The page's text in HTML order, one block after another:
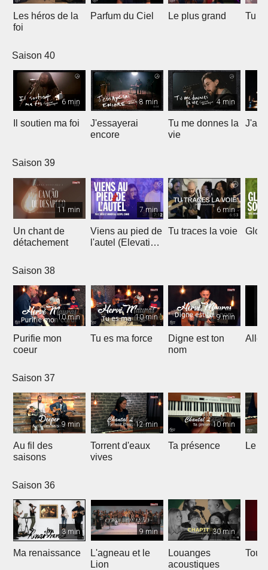
Les héros de la
foi
Parfum du Ciel Le plus grand Tu
Saison 40
6 min
Il soutien ma foi
8 min
J'essayerai
encore
4 min
Tu me donnes la
vie
J'ai
Saison 39
11 min
Un chant de
détachement
7 min
Viens au pied de
l'autel (Elevation
6 min
Tu traces la voie
Saison 38
10 min
Purifie mon
coeur
10 min
Tu es ma force
9 min
Digne est ton
nom
Saison 37
9 min
Au fil des
saisons
12 min
Torrent d'eaux
vives
10 min
Ta présence Le
Saison 36
3 min
Ma renaissance
9 min
L'agneau et le
Lion
30 min
Louanges
acoustiques
Tout